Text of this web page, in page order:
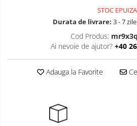
STOC
Durata de livrare: 3 - 7
Cod Produs:
Ai nevoie de ajutor? +40
Adauga la Favorite